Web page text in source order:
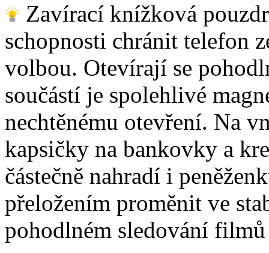
Zavírací knížková
schopnosti chránit telefon
volbou. Otevírají se
součástí je spolehlivé
nechtěnému otevření. Na
kapsičky na bankovky a
částečně nahradí i
přeložením proměnit ve
pohodlném sledování